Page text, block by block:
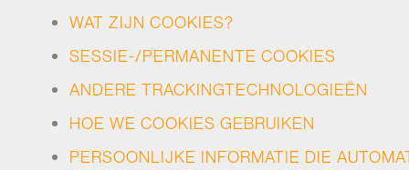
WAT ZIJN COOKIES?
SESSIE-/PERMANENTE COOKIES
ANDERE TRACKINGTECHNOLOGIEËN
HOE WE COOKIES GEBRUIKEN
PERSOONLIJKE INFORMATIE DIE